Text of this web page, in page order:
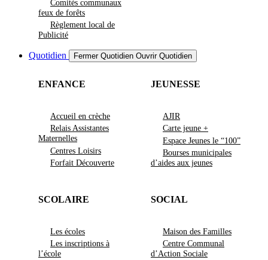
Comités communaux
feux de forêts
Règlement local de
Publicité
Quotidien Fermer Quotidien Ouvrir Quotidien
ENFANCE
Accueil en crèche
Relais Assistantes
Maternelles
Centres Loisirs
Forfait Découverte
JEUNESSE
AJIR
Carte jeune +
Espace Jeunes le “100”
Bourses municipales
d’aides aux jeunes
SCOLAIRE
Les écoles
Les inscriptions à
l’école
SOCIAL
Maison des Familles
Centre Communal
d’Action Sociale